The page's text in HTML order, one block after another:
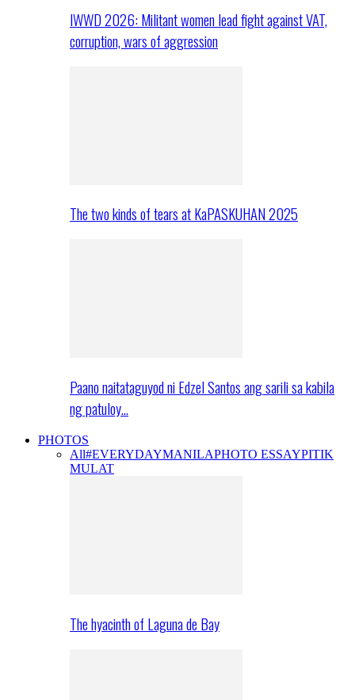
IWWD 2026: Militant women lead fight against VAT,
corruption, wars of aggression
The two kinds of tears at KaPASKUHAN 2025
Paano naitataguyod ni Edzel Santos ang sarili sa kabila
ng patuloy…
PHOTOS
All#EVERYDAYMANILAPHOTO ESSAYPITIK
MULAT
The hyacinth of Laguna de Bay